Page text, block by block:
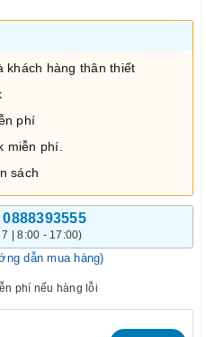
khách hàng thân thiết
phí
miễn phí.
sách
0888393555
| 8:00 - 17:00)
dẫn mua hàng)
phí nếu hàng lỗi